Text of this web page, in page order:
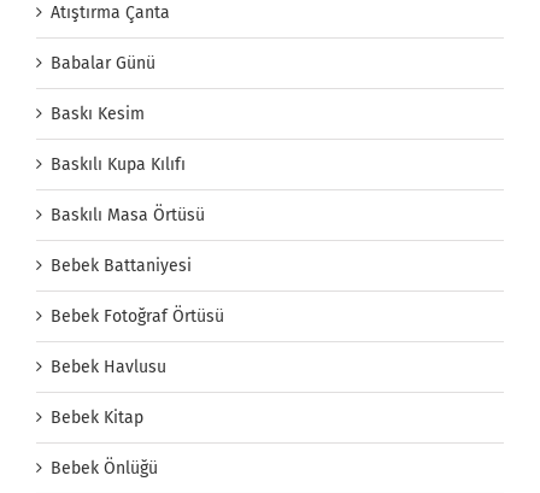
Atıştırma Çanta
Babalar Günü
Baskı Kesim
Baskılı Kupa Kılıfı
Baskılı Masa Örtüsü
Bebek Battaniyesi
Bebek Fotoğraf Örtüsü
Bebek Havlusu
Bebek Kitap
Bebek Önlüğü